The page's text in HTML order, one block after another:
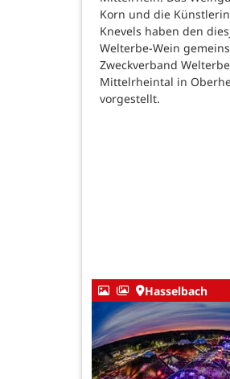
Korn und die
Knevels haben den
Welterbe-Wein
Zweckverband
Mittelrheintal in
vorgestellt.
Hasselbach